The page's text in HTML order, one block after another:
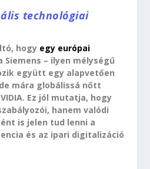
technológiai
hogy egy európai
Siemens – ilyen mélységű
együtt egy alapvetően
mára globálissá nőtt
Ez jól mutatja, hogy
hanem valódi
is jelen tud lenni a
és az ipari digitalizáció